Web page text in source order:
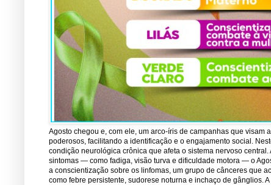
Agosto chegou e, com ele, um arco-íris de campanhas que
poderosos, facilitando a identificação e o engajamento social.
condição neurológica crônica que afeta o sistema nervoso
sintomas — como fadiga, visão turva e dificuldade motora — o
a conscientização sobre os linfomas, um grupo de cânceres que
como febre persistente, sudorese noturna e inchaço de gânglios.